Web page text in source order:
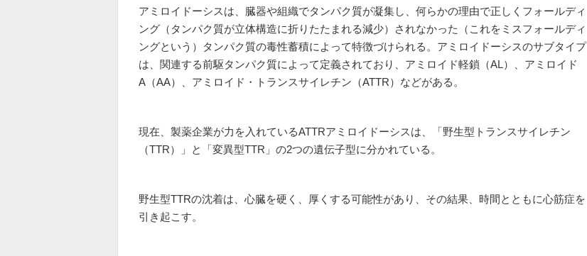
アミロイドーシスは、臓器や組織でタンパク質が凝集し、何らかの理由で正しくフォールディ
ング（タンパク質が立体構造に折りたたまれる減少）されなかった（これをミスフォールディ
ングという）タンパク質の毒性蓄積によって特徴づけられる。アミロイドーシスのサブタイプ
は、関連する前駆タンパク質によって定義されており、アミロイド軽鎖（AL）、アミロイド
A（AA）、アミロイド・トランスサイレチン（ATTR）などがある。
現在、製薬企業が力を入れているATTRアミロイドーシスは、「野生型トランスサイレチン
（TTR）」と「変異型TTR」の2つの遺伝子型に分かれている。
野生型TTRの沈着は、心臓を硬く、厚くする可能性があり、その結果、時間とともに心筋症を
引き起こす。